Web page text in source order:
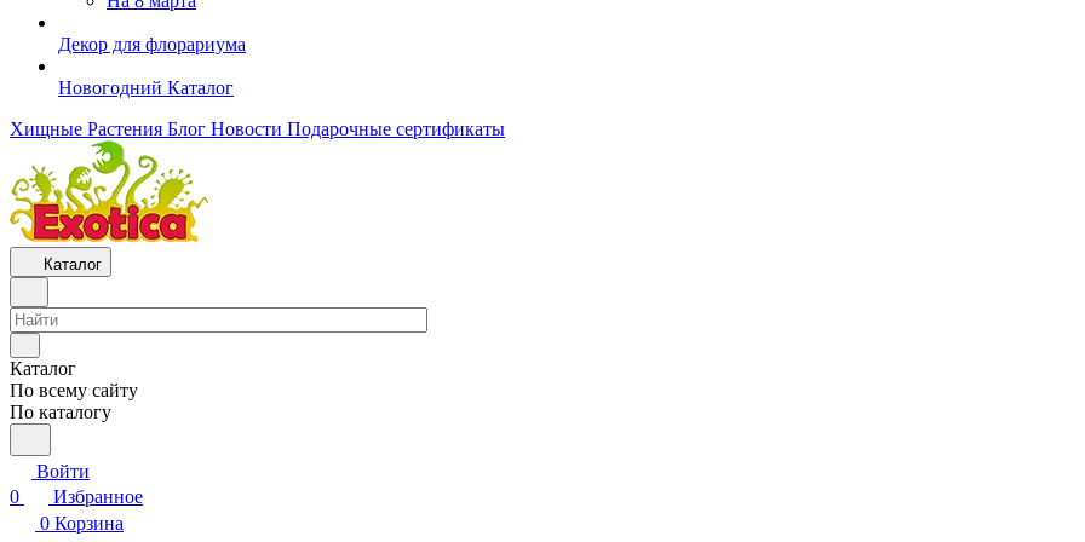
Декор для флорариума
Новогодний Каталог
Хищные Растения Блог Новости Подарочные сертификаты
Каталог
Каталог
По всему сайту
По каталогу
Войти
0
Избранное
0 Корзина